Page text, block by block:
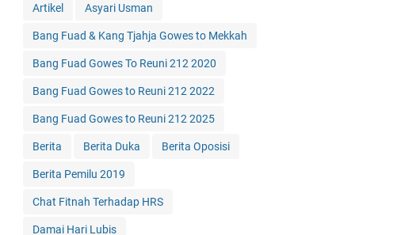
Artikel Asyari Usman
Bang Fuad & Kang Tjahja Gowes to Mekkah
Bang Fuad Gowes To Reuni 212 2020
Bang Fuad Gowes to Reuni 212 2022
Bang Fuad Gowes to Reuni 212 2025
Berita Berita Duka Berita Oposisi
Berita Pemilu 2019
Chat Fitnah Terhadap HRS
Damai Hari Lubis